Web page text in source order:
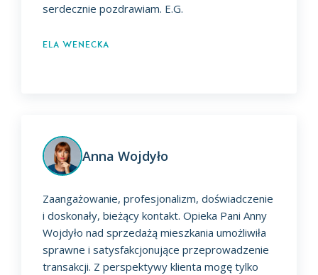
serdecznie pozdrawiam. E.G.
Ela Wenecka
Anna Wojdyło
Zaangażowanie, profesjonalizm, doświadczenie
i doskonały, bieżący kontakt. Opieka Pani Anny
Wojdyło nad sprzedażą mieszkania umożliwiła
sprawne i satysfakcjonujące przeprowadzenie
transakcji. Z perspektywy klienta mogę tylko